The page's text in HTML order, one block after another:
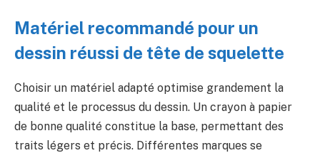
Matériel recommandé pour un
dessin réussi de tête de squelette
Choisir un matériel adapté optimise grandement la
qualité et le processus du dessin. Un crayon à papier
de bonne qualité constitue la base, permettant des
traits légers et précis. Différentes marques se